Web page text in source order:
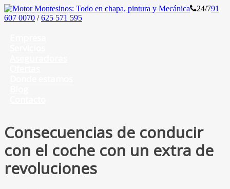
24/791
607 0070 /625 571 595
Consecuencias de conducir
con el coche con un extra de
revoluciones